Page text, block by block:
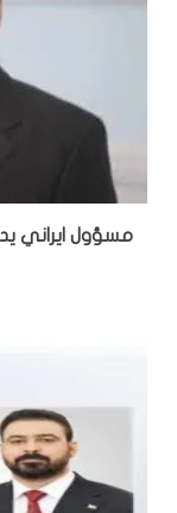
مسؤول ايراني